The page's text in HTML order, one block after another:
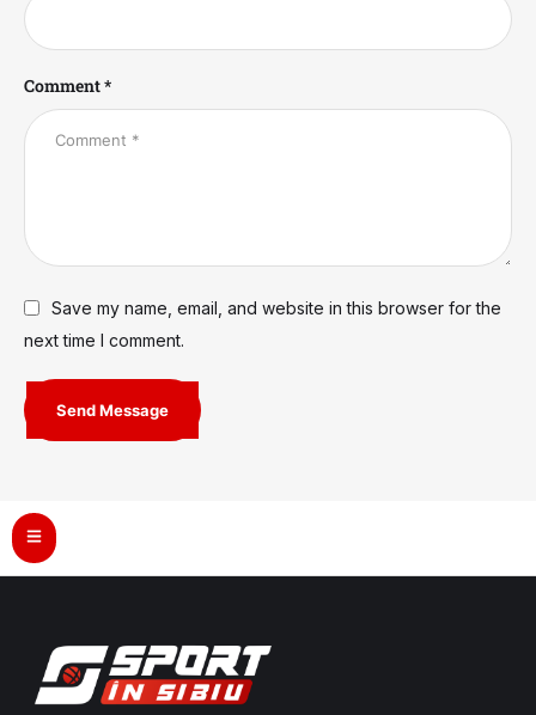
Comment *
Save my name, email, and website in this browser for the
next time I comment.
Send Message